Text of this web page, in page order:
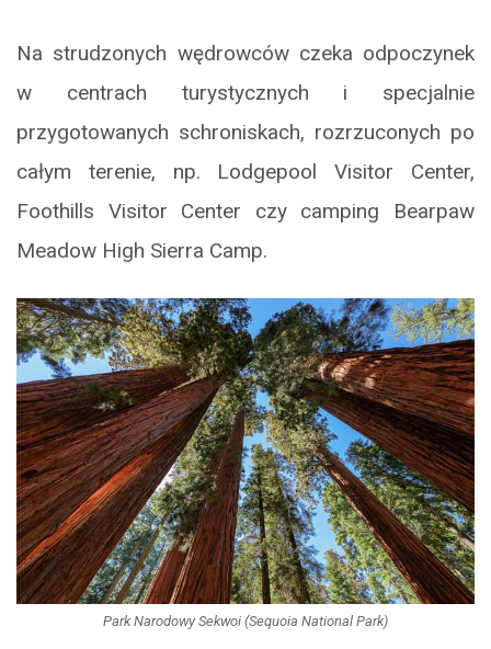
Na strudzonych wędrowców czeka odpoczynek
w centrach turystycznych i specjalnie
przygotowanych schroniskach, rozrzuconych po
całym terenie, np. Lodgepool Visitor Center,
Foothills Visitor Center czy camping Bearpaw
Meadow High Sierra Camp.
Park Narodowy Sekwoi (Sequoia National Park)